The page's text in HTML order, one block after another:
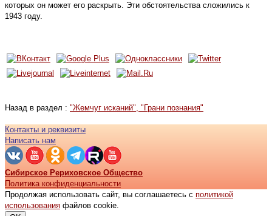
которых он может его раскрыть. Эти обстоятельства сложились к
1943 году.
Назад в раздел : "Жемчуг исканий", "Грани познания"
Контакты и реквизиты
Написать нам
Сибирское Рериховское Общество
Политика конфиденциальности
Продолжая использовать сайт, вы соглашаетесь с политикой
использования файлов cookie.